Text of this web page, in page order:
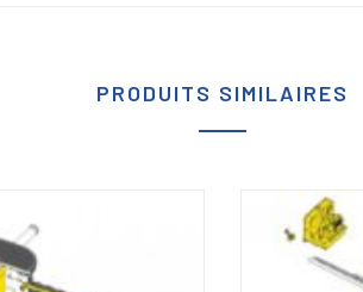
PRODUITS SIMILAIRES